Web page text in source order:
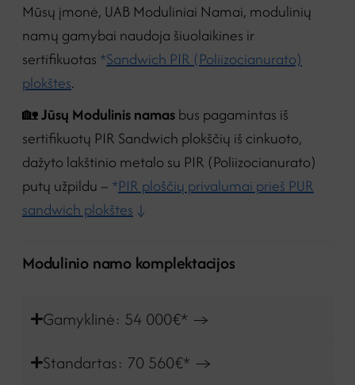
Mūsų įmonė, UAB Moduliniai Namai, modulinių
namų gamybai naudoja šiuolaikines ir
sertifikuotas *Sandwich PIR (Poliizocianurato)
plokštes.
🏡Jūsų Modulinis namasbus pagamintas iš
sertifikuotų PIR Sandwich plokščių iš cinkuoto,
dažyto lakštinio metalo su PIR (Poliizocianurato)
putų užpildu – *PIR ploščių privalumai prieš PUR
sandwich plokštes ↓
Modulinio namo komplektacijos
Gamyklinė: 54 000€* →
Standartas: 70 560€* →